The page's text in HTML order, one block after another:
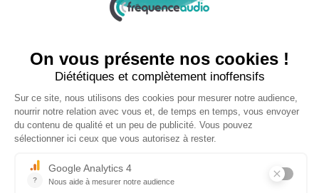
25 FÉVRIER 2025
Audition Conseil
27 MARS 2024